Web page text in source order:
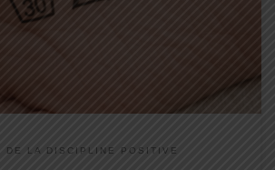
séchage à l’air libre… Nous suivons les
Mais qu’en est-il de nos enfants […]
DE LA DISCIPLINE POSITIVE